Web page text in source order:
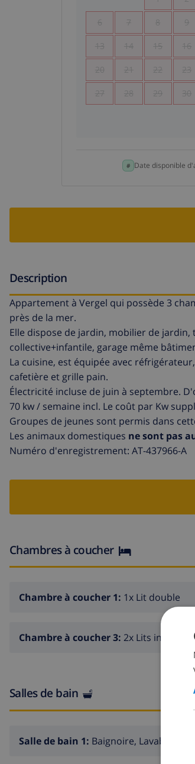
6 7 8 9
13 14 15 16
20 21 22 23
27 28 29 30
Date disponible
Description
Appartement à Vergel qui possède 3
près de la mer.
Elle dispose de jardin, mobilier de
collective+infantile, garage même
La cuisine, est équipée avec
cafetière et grille pain.
Électricité incluse de juin à septembre.
70 kw / semaine incl. Le coût par Kw
Groupes de jeunes sont permis dans
Les animaux domestiques ne sont pas
Numéro d'enregistrement: AT-437966-A
Chambres à coucher
Chambre à coucher 1: 1x Lit double
Chambre à coucher 3: 2x Lits
Salles de bain
Salle de bain 1: Baignoire, Lavabo,